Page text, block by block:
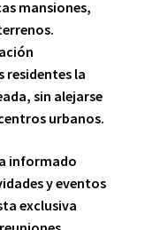
mansiones,
residentes la
sin alejarse
urbanos.
informado
y eventos
exclusiva